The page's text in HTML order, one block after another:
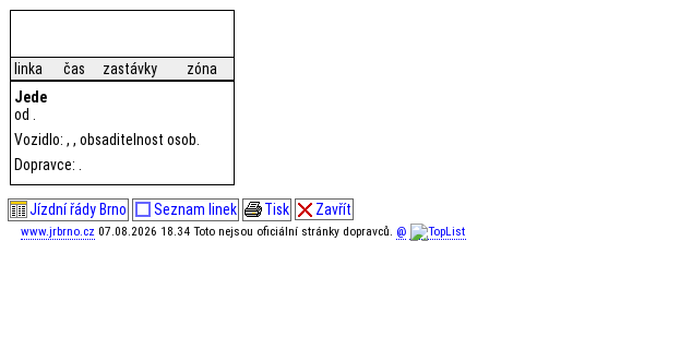
linka čas zastávky
zóna
Jede
od .
Vozidlo: , , obsaditelnost osob.
Dopravce: .
Jízdní řády Brno Seznam linek Tisk Zavřít
www.jrbrno.cz 07.08.2026 18.34 Toto nejsou oficiální stránky dopravců. @